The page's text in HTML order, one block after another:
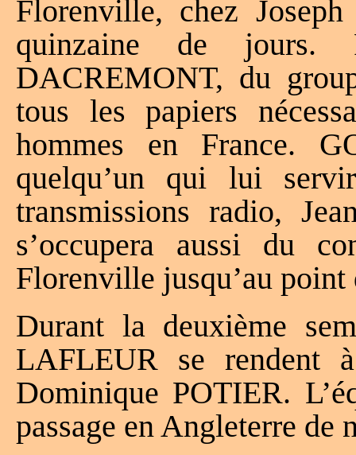
Florenville, chez
quinzaine de jours.
DACREMONT, du
tous les papiers
hommes en France.
quelqu’un qui lui
transmissions radio,
s’occupera aussi du
Florenville jusqu’au point
Durant la deuxième
LAFLEUR se rendent
Dominique POTIER.
passage en Angleterre de